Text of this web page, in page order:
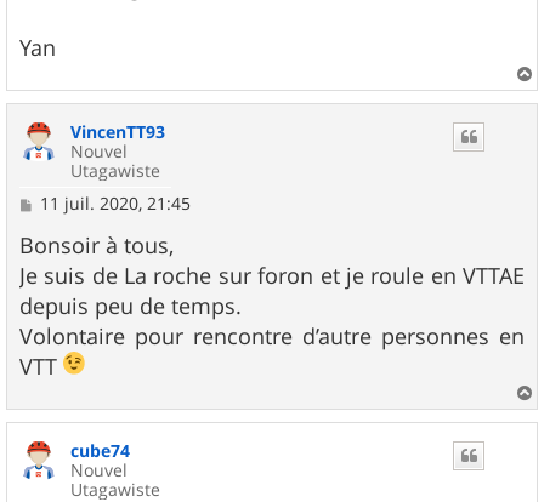
Yan
a
VincenTT93
Nouvel
Utagawiste
M
s
s
a
g
e
11 juil. 2020, 21:45
Bonsoir à tous,
Je suis de La roche sur foron et je roule en VTTAE
depuis peu de temps.
Volontaire pour rencontre d’autre personnes en
VTT
a
u
cube74
Nouvel
Utagawiste